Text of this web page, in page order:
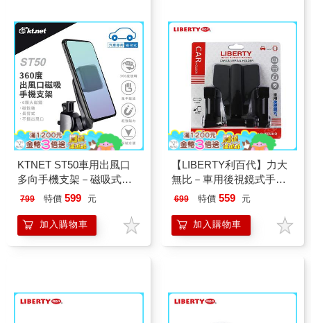
KTNET ST50車用出風口
多向手機支架－磁吸式－
黑
799 特價 599 元
加入購物車
【LIBERTY利百代】力大
無比－車用後視鏡式手機
架LB－8024HO
699 特價 559 元
加入購物車